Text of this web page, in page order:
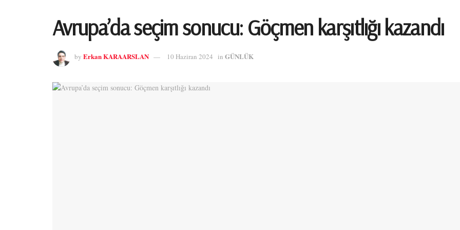
Avrupa’da seçim sonucu: Göçmen karşıtlığı kazandı
by Erkan KARAARSLAN 10 Haziran 2024 in GÜNLÜK